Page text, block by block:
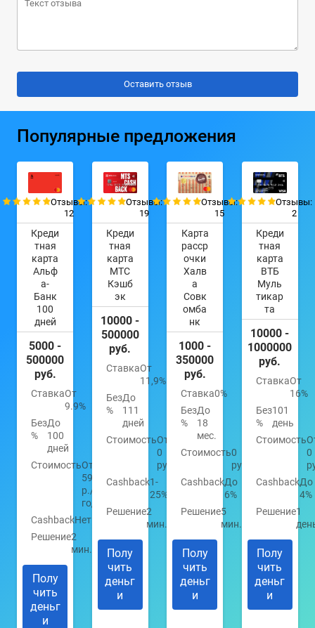
Популярные предложения
Отзывы:
12
Креди
тная
карта
Альф
а-
Банк
100
дней
5000 -
500000
руб.
СтавкаОт
9.9%
Без
%
До
100
дней
СтоимостьОт
590
р./
год
CashbackНет
Решение2
мин.
Полу
чить
деньг
и
Отзывы:
19
Креди
тная
карта
МТС
Кэшб
эк
10000 -
500000
руб.
СтавкаОт
11,9%
Без
%
До
111
дней
СтоимостьОт
0
руб.
Cashback1-
25%
Решение2
мин.
Полу
чить
деньг
и
Отзывы:
15
Карта
расср
очки
Халв
а
Совк
омба
нк
1000 -
350000
руб.
Ставка0%
Без
%
До
18
мес.
Стоимость0
руб.
CashbackДо
6%
Решение5
мин.
Полу
чить
деньг
и
Отзывы:
2
Креди
тная
карта
ВТБ
Муль
тикар
та
10000 -
1000000
руб.
СтавкаОт
16%
Без
%
101
день
Стоимость
0
CashbackДо
4%
Решение1
Полу
чить
деньг
и